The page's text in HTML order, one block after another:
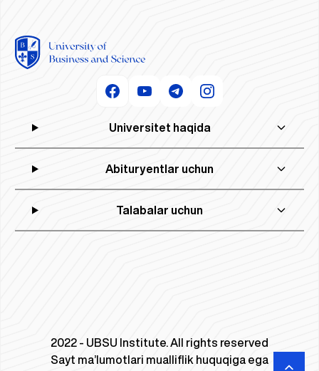
Universitet haqida
Abituryentlar uchun
Talabalar uchun
2022 - UBSU Institute. All rights reserved
Sayt ma’lumotlari mualliflik huquqiga ega